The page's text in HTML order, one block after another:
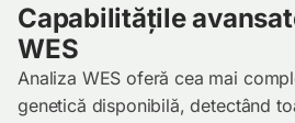
Capabilitățile
WES
Analiza WES oferă cea mai
genetică disponibilă, detectând